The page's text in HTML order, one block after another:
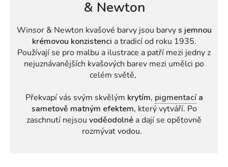
& Newton
Winsor & Newton kvašové barvy jsou barvys jemnou
krémovou konzistenci a tradicí od roku 1935.
Používají se pro malbu a ilustrace a patří mezi jedny z
nejuznávanějších kvašových barev mezi umělci po
celém světě,
Překvapí vás svým skvělým krytím, pigmentacía
sametově matným efektem, který vytváří. Po
zaschnutí nejsou voděodolné a dají se opětovně
rozmývat vodou.